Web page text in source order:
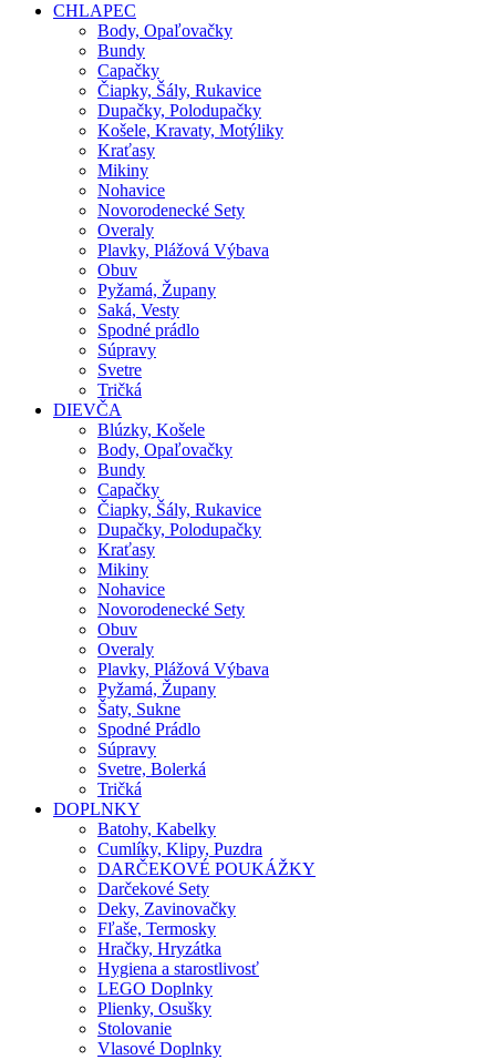
CHLAPEC
Body, Opaľovačky
Bundy
Capačky
Čiapky, Šály, Rukavice
Dupačky, Polodupačky
Košele, Kravaty, Motýliky
Kraťasy
Mikiny
Nohavice
Novorodenecké Sety
Overaly
Plavky, Plážová Výbava
Obuv
Pyžamá, Župany
Saká, Vesty
Spodné prádlo
Súpravy
Svetre
Tričká
DIEVČA
Blúzky, Košele
Body, Opaľovačky
Bundy
Capačky
Čiapky, Šály, Rukavice
Dupačky, Polodupačky
Kraťasy
Mikiny
Nohavice
Novorodenecké Sety
Obuv
Overaly
Plavky, Plážová Výbava
Pyžamá, Župany
Šaty, Sukne
Spodné Prádlo
Súpravy
Svetre, Bolerká
Tričká
DOPLNKY
Batohy, Kabelky
Cumlíky, Klipy, Puzdra
DARČEKOVÉ POUKÁŽKY
Darčekové Sety
Deky, Zavinovačky
Fľaše, Termosky
Hračky, Hryzátka
Hygiena a starostlivosť
LEGO Doplnky
Plienky, Osušky
Stolovanie
Vlasové Doplnky